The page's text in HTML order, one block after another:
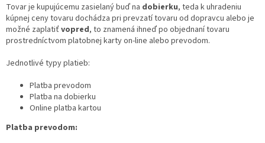
Tovar je kupujúcemu zasielaný buď na dobierku, teda k uhradeniu
kúpnej ceny tovaru dochádza pri prevzatí tovaru od dopravcu alebo je
možné zaplatiť vopred, to znamená ihneď po objednaní tovaru
prostredníctvom platobnej karty on-line alebo prevodom.
Jednotlivé typy platieb:
Platba prevodom
Platba na dobierku
Online platba kartou
Platba prevodom: